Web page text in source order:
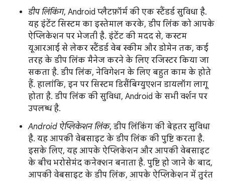
डीप लिंकिंग, Android प्लैटफ़ॉर्म की एक स्टैंडर्ड सुविधा है.
यह इंटेंट सिस्टम का इस्तेमाल करके, डीप लिंक को आपके
ऐप्लिकेशन पर भेजती है. इंटेंट की मदद से, कस्टम
यूआरआई से लेकर स्टैंडर्ड वेब स्कीम और डोमेन तक, कई
तरह के डीप लिंक मैनेज करने के लिए रजिस्टर किया जा
सकता है. डीप लिंक, नेविगेशन के लिए बहुत काम के होते
हैं. हालांकि, इन पर सिस्टम डिसैंबिग्युएशन डायलॉग लागू
होता है. डीप लिंक की सुविधा, Android के सभी वर्शन पर
उपलब्ध है.
Android ऐप्लिकेशन लिंक, डीप लिंकिंग की बेहतर सुविधा
है. यह आपकी वेबसाइट के डीप लिंक की पुष्टि करता है.
इसके लिए, यह आपके ऐप्लिकेशन और आपकी वेबसाइट
के बीच भरोसेमंद कनेक्शन बनाता है. पुष्टि हो जाने के बाद,
आपकी वेबसाइट के डीप लिंक, आपके ऐप्लिकेशन में तुरंत